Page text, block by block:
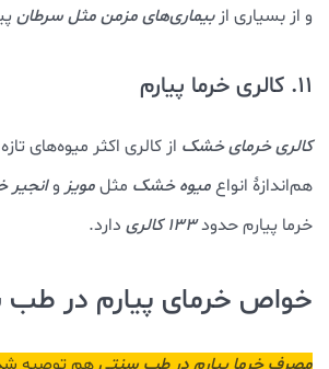
و از بسیاری از بیماری‌‌های مزمن مثل سرطان
11. کالری خرما پیارم
کالری خرمای خشک از کالری اکثر میوه‌های
هم‌اندازۀ انواعمیوه خشک مثلمویز و
خرما پیارم حدود133 کالری دارد.
خواص خرمای پیارم در
مصرف خرما پیارم در طب سنتیهم توصیه